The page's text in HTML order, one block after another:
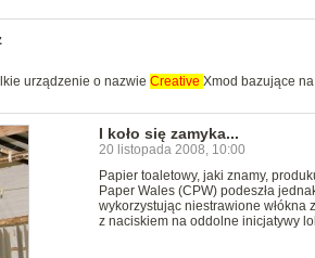
urządzenie o nazwie Creative Xmod bazujące
I koło się zamyka...
20 listopada 2008, 10:00
Papier toaletowy, jaki znamy,
Paper Wales (CPW) podeszła
wykorzystując niestrawione włókna
z naciskiem na oddolne inicjatywy